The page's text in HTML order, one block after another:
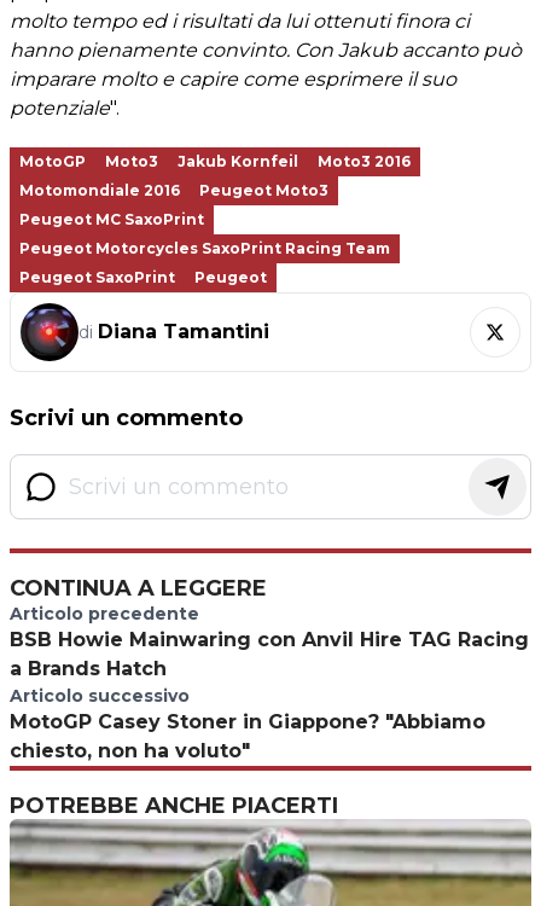
molto tempo ed i risultati da lui ottenuti finora ci
hanno pienamente convinto. Con Jakub accanto può
imparare molto e capire come esprimere il suo
potenziale".
MotoGP Moto3 Jakub Kornfeil
Moto3 2016
Motomondiale 2016
Peugeot Moto3
Peugeot MC SaxoPrint
Peugeot Motorcycles SaxoPrint Racing Team
Peugeot SaxoPrint
Peugeot
di Diana Tamantini
Scrivi un commento
CONTINUA A LEGGERE
Articolo precedente
BSB Howie Mainwaring con Anvil Hire TAG Racing
a Brands Hatch
Articolo successivo
MotoGP Casey Stoner in Giappone? "Abbiamo
chiesto, non ha voluto"
POTREBBE ANCHE PIACERTI